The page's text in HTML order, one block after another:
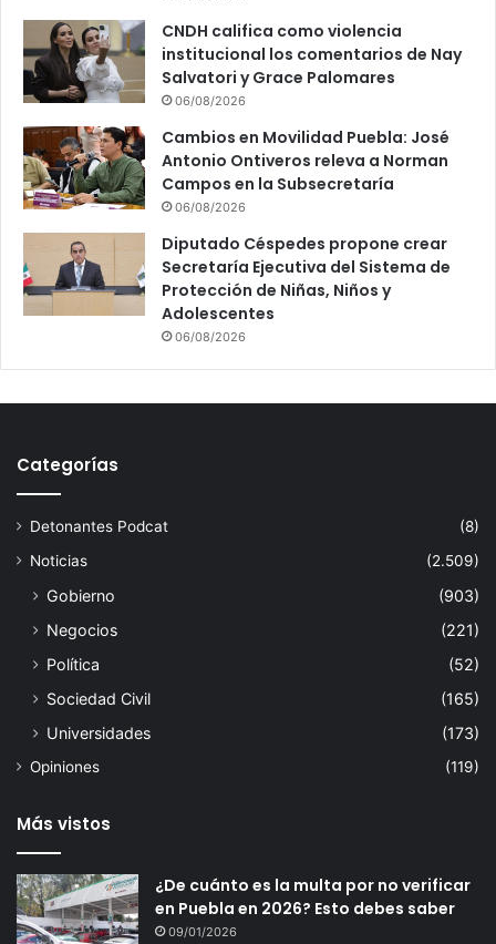
CNDH califica como violencia
institucional los comentarios de Nay
Salvatori y Grace Palomares
06/08/2026
Cambios en Movilidad Puebla: José
Antonio Ontiveros releva a Norman
Campos en la Subsecretaría
06/08/2026
Diputado Céspedes propone crear
Secretaría Ejecutiva del Sistema de
Protección de Niñas, Niños y
Adolescentes
06/08/2026
Categorías
Detonantes Podcat
(8)
Noticias
(2.509)
Gobierno
(903)
Negocios
(221)
Política
(52)
Sociedad Civil
(165)
Universidades
(173)
Opiniones (119)
Más vistos
¿De cuánto es la multa por no verificar
en Puebla en 2026? Esto debes saber
09/01/2026